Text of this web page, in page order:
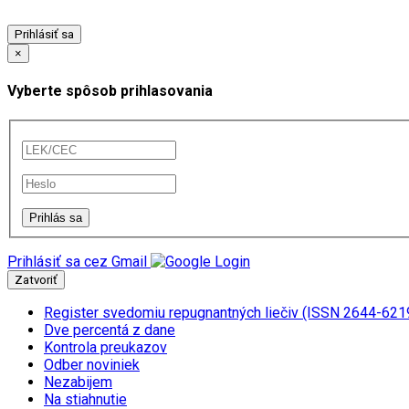
Prihlásiť sa
×
Vyberte spôsob prihlasovania
Prihlásiť sa cez Gmail
Zatvoriť
Register svedomiu repugnantných liečiv (ISSN 2644-
Dve percentá z dane
Kontrola preukazov
Odber noviniek
Nezabijem
Na stiahnutie